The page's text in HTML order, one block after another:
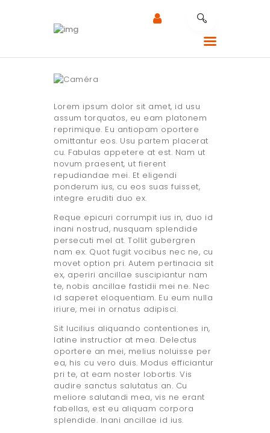
CALLADE MOBILITY
NOTRE EXPERTISE
NOS SERVICES
RÉPARATION AU
TRAVAIL
CONTACTEZ LE
Lorem ipsum dolor sit amet, id usu
assum torquatos, eu eam platonem
reprimique. Eu antiopam oportere
omittantur eos. Usu partem placerat
cu. Fabulas appetere at est. Nam ut
novum praesent, ut fierent
repudiandae mei. Et eligendi
ponderum ius, cu eos suas fuisset,
integre eruditi duo ex.
Reque epicuri corrumpit ius in, duo id
inani nostrud, nusquam splendide
persecuti mel at. Tollit gubergren
nam ex. Quot fugit vocibus nec ne, cu
movet option pri. Autem pertinacia sit
ex, aperiri ancillae suscipiantur nam
te, nobis ancillae fastidii mei ne. Nec
id saperet eloquentiam. Eu eum nulla
iriure, mei in ornatus adipisci.
Sit lucilius aliquando contentiones in,
latine instructior at mea. Delectus
oportere an mei, melius noluisse per
ea, his cu vero duis. Modus efficiantur
pri te, at eam noster lobortis. Vis
audire sanctus salutatus an. Cu
meliore salutandi mea, vis ne erant
fabellas, est eu aliquam corpora
splendide. Inani ancillae id ius.